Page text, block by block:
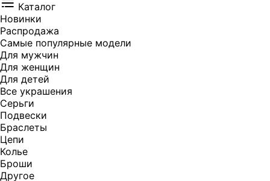
Каталог
Новинки
Распродажа
Самые популярные модели
Для мужчин
Для женщин
Для детей
Все украшения
Серьги
Подвески
Браслеты
Цепи
Колье
Броши
Другое